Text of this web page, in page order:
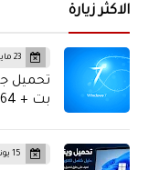
الاكثر زيارة
23 مايو 2015
بت + 64 بت " | حصري
15 يونيو 2026